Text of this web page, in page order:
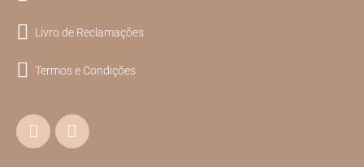
Livro de Reclamações
Termos e Condições